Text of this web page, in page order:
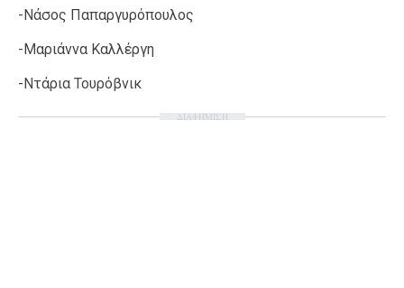
-Νάσος Παπαργυρόπουλος
-Μαριάννα Καλλέργη
-Ντάρια Τουρόβνικ
ΔΙΑΦΗΜΙΣΗ